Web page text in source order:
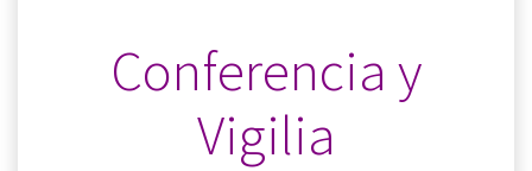
Conferencia y
Vigilia